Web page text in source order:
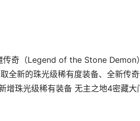
奇（Legend of the Stone Demon
全新的珠光级稀有度装备、全新传
增珠光级稀有装备 无主之地4密藏大